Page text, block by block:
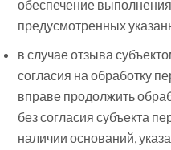
обеспечение
предусмотренных
в случае отзыва
согласия на обработку
вправе продолжить
без согласия субъекта
наличии оснований,